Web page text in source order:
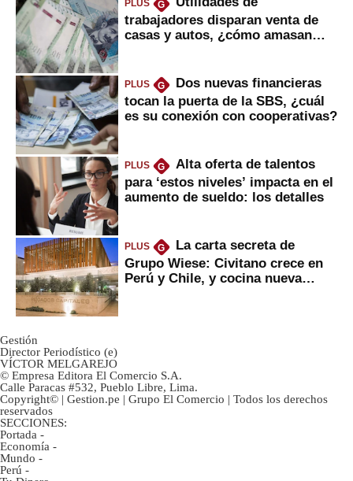
PLUS G
trabajadores disparan venta de
casas y autos, ¿cómo amasan
PLUS G
Dos nuevas financieras
tocan la puerta de la SBS, ¿cuál
es su conexión con cooperativas?
PLUS G
Alta oferta de talentos
para ‘estos niveles’ impacta en el
aumento de sueldo: los detalles
PLUS G
La carta secreta de
Grupo Wiese: Civitano crece en
Perú y Chile, y cocina nueva
Gestión
Director Periodístico (e)
VÍCTOR MELGAREJO
© Empresa Editora El Comercio S.A.
Calle Paracas #532, Pueblo Libre, Lima.
Copyright© | Gestion.pe | Grupo El Comercio | Todos los derechos
reservados
SECCIONES:
Portada -
Economía -
Mundo -
Perú -